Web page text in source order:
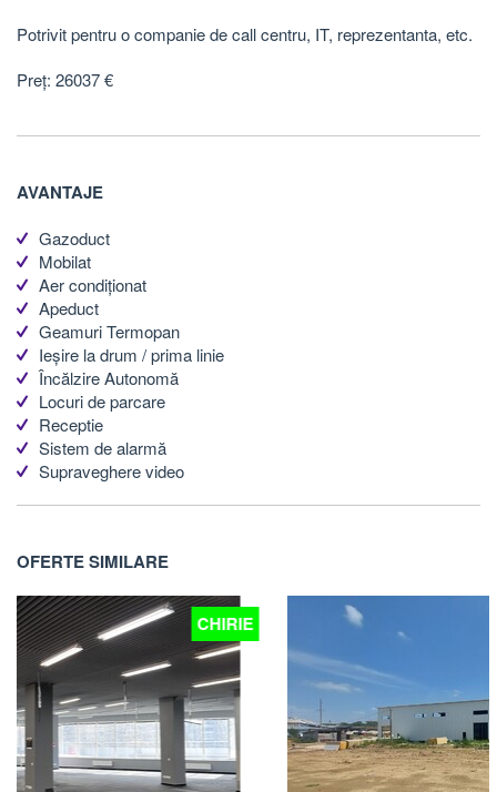
Potrivit pentru o companie de call centru, IT, reprezentanta, etc.
Preț: 26037 €
AVANTAJE
Gazoduct
Mobilat
Aer condiționat
Apeduct
Geamuri Termopan
Ieșire la drum / prima linie
Încălzire Autonomă
Locuri de parcare
Receptie
Sistem de alarmă
Supraveghere video
OFERTE SIMILARE